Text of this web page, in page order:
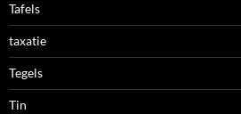
Tafels
taxatie
Tegels
Tin